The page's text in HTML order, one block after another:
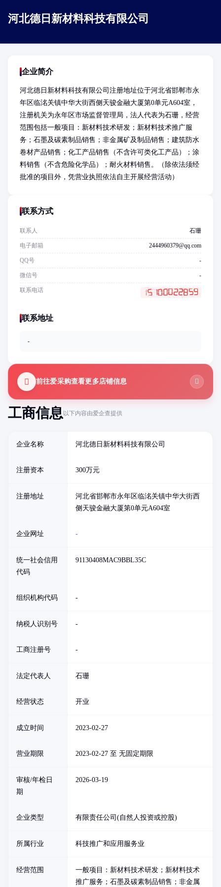
河北德日新材料科技有限公司
工商信息以下内容由爱企查提供
企业名称 河北德日新材料科技有限公司
注册资本 300万元
注册地址
河北省邯郸市永年区临洺关镇中华大街西
侧天骏金融大厦第0单元A604室
企业网址 -
统一社会信用
代码
91130408MAC9BBL35C
组织机构代码 -
纳税人识别号 -
工商注册号 -
法定代表人 石珊
经营状态 开业
成立时间 2023-02-27
营业期限 2023-02-27 至 无固定期限
审核/年检日
期
2026-03-19
企业类型 有限责任公司(自然人投资或控股)
所属行业 科技推广和应用服务业
经营范围
一般项目：新材料技术研发；新材料技术
推广服务；石墨及碳素制品销售；非金属
企业简介
河北德日新材料科技有限公司注册地址位于河北省邯郸市永
年区临洺关镇中华大街西侧天骏金融大厦第0单元A604室，
注册机关为永年区市场监督管理局，法人代表为石珊，经营
范围包括一般项目：新材料技术研发；新材料技术推广服
务；石墨及碳素制品销售；非金属矿及制品销售；建筑防水
卷材产品销售；化工产品销售（不含许可类化工产品）；涂
料销售（不含危险化学品）；耐火材料销售。（除依法须经
批准的项目外，凭营业执照依法自主开展经营活动）
联系方式
联系人 石珊
电子邮箱 2444960379@qq.com
QQ号 -
微信号 -
联系电话
联系地址
-
前往爱采购查看更多店铺信息